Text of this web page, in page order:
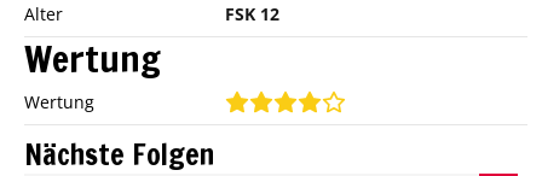
Alter
FSK 12
Wertung
Wertung
Nächste Folgen